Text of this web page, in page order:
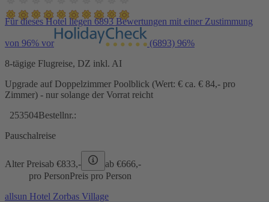
Für dieses Hotel liegen 6893 Bewertungen mit einer Zustimmung
von 96% vor (6893) 96%
8-tägige Flugreise, DZ inkl. AI
Upgrade auf Doppelzimmer Poolblick (Wert: € ca. € 84,- pro
Zimmer) - nur solange der Vorrat reicht
253504Bestellnr.:
Pauschalreise
Alter Preisab €833,- ab €666,-
pro PersonPreis pro Person
allsun Hotel Zorbas Village